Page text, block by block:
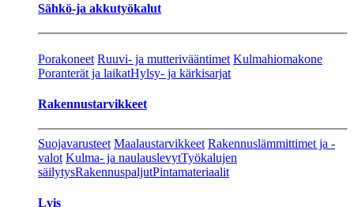
Sähkö-ja akkutyökalut
Porakoneet Ruuvi- ja mutterivääntimet Kulmahiomakone
Poranterät ja laikatHylsy- ja kärkisarjat
Rakennustarvikkeet
Suojavarusteet Maalaustarvikkeet Rakennuslämmittimet ja -
valot Kulma- ja naulauslevytTyökalujen
säilytysRakennuspaljutPintamateriaalit
Lvis